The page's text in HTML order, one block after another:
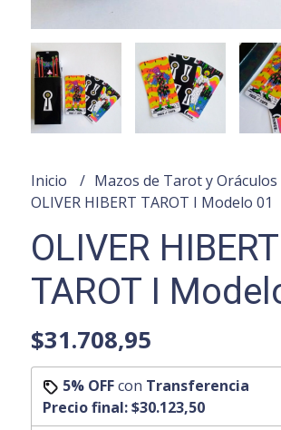
Inicio Mazos de Tarot y Oráculos
OLIVER HIBERT TAROT I Modelo 01
OLIVER HIBERT
TAROT I
$31.708,95
5% OFFcon Transferencia
Precio final:$30.123,50